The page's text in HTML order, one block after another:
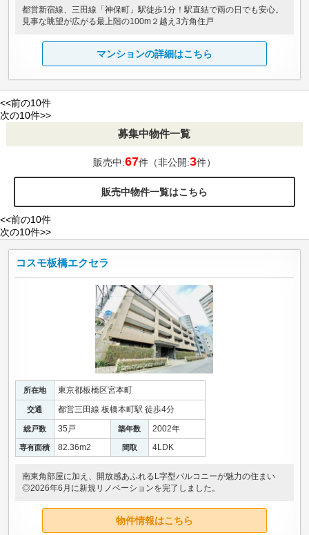
都営新宿線、三田線「神保町」駅徒歩1分！駅直結で雨の日でも安心。
見事な眺望が広がる最上階の100m２越え3方角住戸
マンションの詳細はこちら
<<前の10件
次の10件>>
募集中物件一覧
販売中:67件（非公開:3件）
販売中物件一覧はこちら
<<前の10件
次の10件>>
コスモ板橋エクセラ
所在地 東京都板橋区宮本町
交通 都営三田線 板橋本町駅 徒歩4分
総戸数 35戸 築年数 2002年
専有面積 82.36m2 間取 4LDK
南東角部屋に加え、開放感あふれるL字型バルコニーが魅力の住まい
◎2026年6月に新規リノベーションを完了しました。
物件情報はこちら